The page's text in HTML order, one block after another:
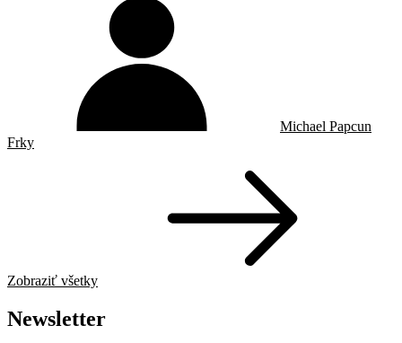
Michael Papcun
Frky
Zobraziť všetky
Newsletter